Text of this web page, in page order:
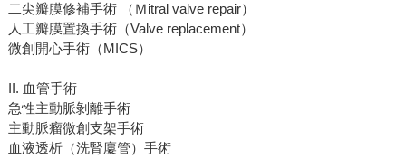
二尖瓣膜修補手術 （Ｍitral valve repair）
人工瓣膜置換手術（Valve replacement）
微創開心手術（MICS）
II. 血管手術
急性主動脈剝離手術
主動脈瘤微創支架手術
血液透析（洗腎廔管）手術